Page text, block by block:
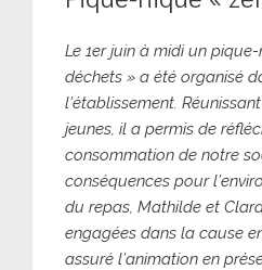
Le 1er juin à midi un
déchets » a été organisé
l’établissement.
jeunes, il a permis de
consommation de notre
conséquences pour
du repas, Mathilde et
engagées dans la cause
assuré l’animation en